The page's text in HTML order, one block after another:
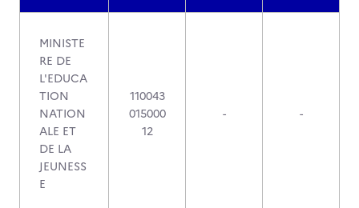
MINISTE
RE DE
L'EDUCA
TION
NATION
ALE ET
DE LA
JEUNESS
E
110043
015000
12
- -